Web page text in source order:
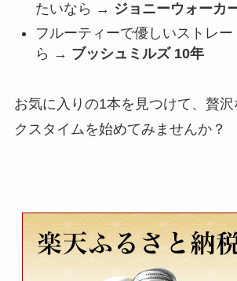
たいなら → ジョニーウォーカ
フルーティーで優しいストレ
ら → ブッシュミルズ 10年
お気に入りの1本を見つけて、贅
クスタイムを始めてみませんか？